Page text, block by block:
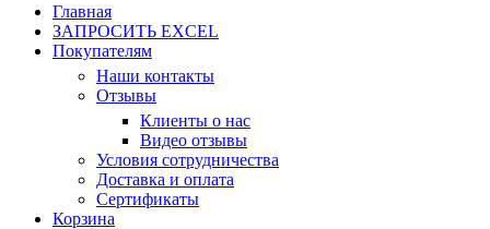
Главная
ЗАПРОСИТЬ EXCEL
Покупателям
Наши контакты
Отзывы
Клиенты о нас
Видео отзывы
Условия сотрудничества
Доставка и оплата
Сертификаты
Корзина